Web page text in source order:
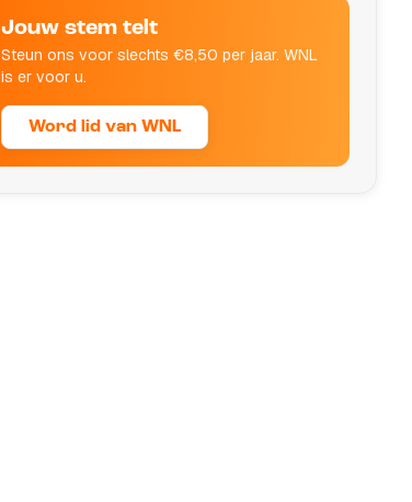
Jouw stem telt
Steun ons voor slechts €8,50 per jaar. WNL
is er voor u.
Word lid van WNL